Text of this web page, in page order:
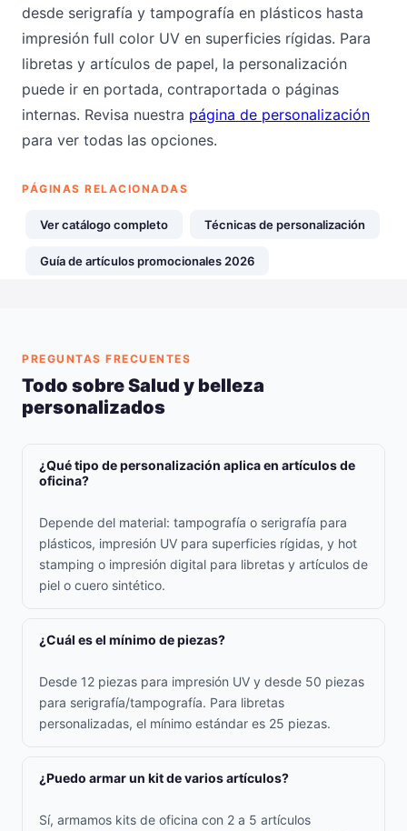
desde serigrafía y tampografía en plásticos hasta
impresión full color UV en superficies rígidas. Para
libretas y artículos de papel, la personalización
puede ir en portada, contraportada o páginas
internas. Revisa nuestra página de personalización
para ver todas las opciones.
PÁGINAS RELACIONADAS
Ver catálogo completo Técnicas de personalización
Guía de artículos promocionales 2026
PREGUNTAS FRECUENTES
Todo sobre Salud y belleza
personalizados
¿Qué tipo de personalización aplica en artículos de
oficina?
Depende del material: tampografía o serigrafía para
plásticos, impresión UV para superficies rígidas, y hot
stamping o impresión digital para libretas y artículos de
piel o cuero sintético.
¿Cuál es el mínimo de piezas?
Desde 12 piezas para impresión UV y desde 50 piezas
para serigrafía/tampografía. Para libretas
personalizadas, el mínimo estándar es 25 piezas.
¿Puedo armar un kit de varios artículos?
Sí, armamos kits de oficina con 2 a 5 artículos